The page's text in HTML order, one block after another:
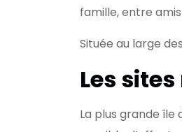
famille, entre
Située au large
Les
La plus grande île